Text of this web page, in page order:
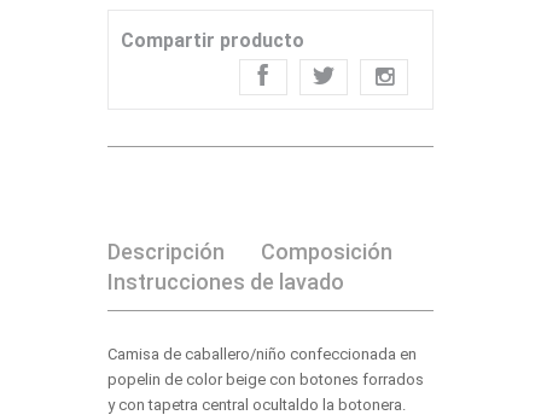
Compartir producto
Descripción
Composición
Instrucciones de lavado
Camisa de caballero/niño confeccionada en
popelin de color beige con botones forrados
y con tapetra central ocultaldo la botonera.